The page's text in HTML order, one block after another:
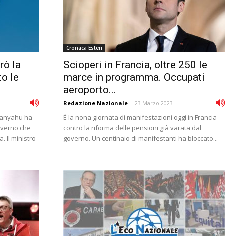
la
le
ha
che
Il ministro
Cronaca Esteri
Scioperi in Francia, oltre 250 le
marce in programma. Occupati
aeroporto...
Redazione Nazionale - 23 Marzo 2023
È la nona giornata di manifestazioni oggi in Francia
contro la riforma delle pensioni già varata dal
governo. Un centinaio di manifestanti ha bloccato...